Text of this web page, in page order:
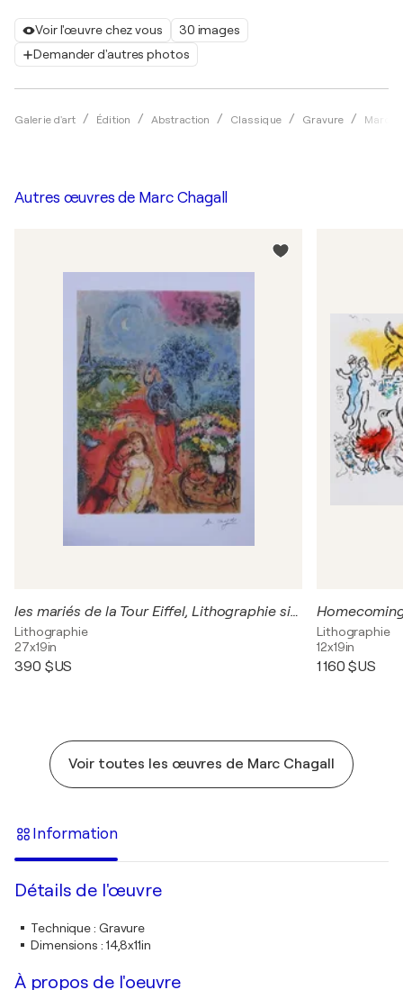
Voir l'œuvre chez vous
30 images
Demander d'autres photos
Galerie d'art Édition Abstraction Classique Gravure Marc
Autres œuvres de Marc Chagall
les mariés de la Tour Eiffel, Lithographie signée
Lithographie
27x19in
390 $US
Lithographie
12x19in
1 160 $US
Voir toutes les œuvres de Marc Chagall
Information
Détails de l'œuvre
Technique: Gravure
Dimensions : 14,8x11in
À propos de l'oeuvre